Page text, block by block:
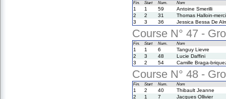
Fin. Start Num. Nom
1 1 59
Antoine Smerilli
2
2 31
Thomas Halloin-
3
3 36 Jessica Bessa De
Course N° 47 -
Fin. Start Num. Nom
1 1 6
Tanguy Lievre
2
3 48
Lucie Daffini
3
2 54 Camille Braga-
Course N° 48 -
Fin. Start Num. Nom
1 2 40
Thibault Jeanne
2
1 7
Jacques Ollivier